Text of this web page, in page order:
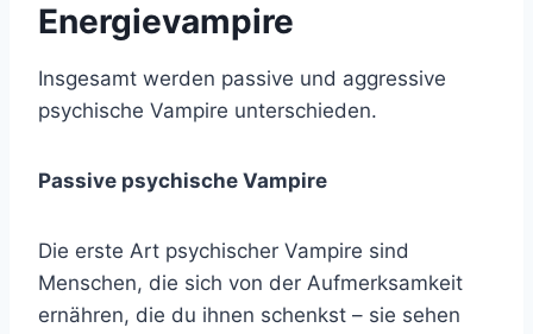
Energievampire
Insgesamt werden passive und aggressive
psychische Vampire unterschieden.
Passive psychische Vampire
Die erste Art psychischer Vampire sind
Menschen, die sich von der Aufmerksamkeit
ernähren, die du ihnen schenkst – sie sehen